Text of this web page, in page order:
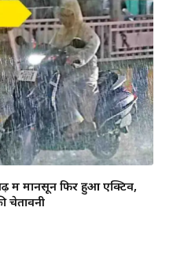
में मानसून फिर हुआ एक्टिव,
चेतावनी